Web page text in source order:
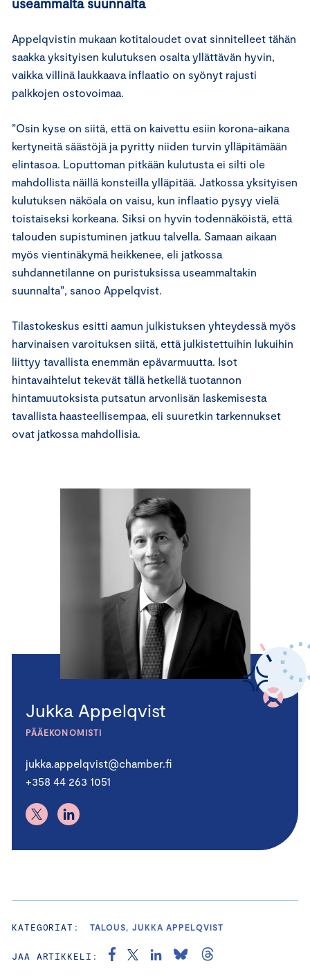
Appelqvistin mukaan kotitaloudet ovat sinnitelleet tähän
saakka yksityisen kulutuksen osalta yllättävän hyvin,
vaikka villinä laukkaava inflaatio on syönyt rajusti
palkkojen ostovoimaa.
”Osin kyse on siitä, että on kaivettu esiin korona-aikana
kertyneitä säästöjä ja pyritty niiden turvin ylläpitämään
elintasoa. Loputtoman pitkään kulutusta ei silti ole
mahdollista näillä konsteilla ylläpitää. Jatkossa yksityisen
kulutuksen näköala on vaisu, kun inflaatio pysyy vielä
toistaiseksi korkeana. Siksi on hyvin todennäköistä, että
talouden supistuminen jatkuu talvella. Samaan aikaan
myös vientinäkymä heikkenee, eli jatkossa
suhdannetilanne on puristuksissa useammaltakin
suunnalta”, sanoo Appelqvist.
Tilastokeskus esitti aamun julkistuksen yhteydessä myös
harvinaisen varoituksen siitä, että julkistettuihin lukuihin
liittyy tavallista enemmän epävarmuutta. Isot
hintavaihtelut tekevät tällä hetkellä tuotannon
hintamuutoksista putsatun arvonlisän laskemisesta
tavallista haasteellisempaa, eli suuretkin tarkennukset
ovat jatkossa mahdollisia.
Jukka Appelqvist
PÄÄEKONOMISTI
jukka.appelqvist@chamber.fi
+358 44 263 1051
KATEGORIAT: TALOUS, JUKKA APPELQVIST
JAA ARTIKKELI: